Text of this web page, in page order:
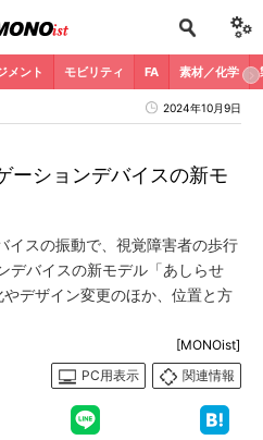
メント モビリティ FA 素材／化学
2024年10月9日
ーションデバイスの新モ
イスの振動で、視覚障害者の歩行
デバイスの新モデル「あしらせ
デザイン変更のほか、位置と方
[MONOist]
PC用表示
関連情報